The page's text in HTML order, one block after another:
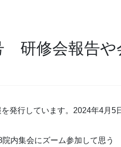
研修会報告や
発行しています。2024年4月
内集会にズーム参加して思う